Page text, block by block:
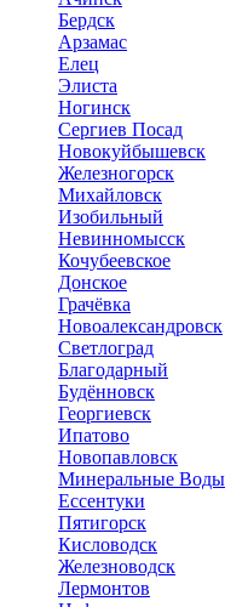
Бердск
Арзамас
Елец
Элиста
Ногинск
Сергиев Посад
Новокуйбышевск
Железногорск
Михайловск
Изобильный
Невинномысск
Кочубеевское
Донское
Грачёвка
Новоалександровск
Светлоград
Благодарный
Будённовск
Георгиевск
Ипатово
Новопавловск
Минеральные Воды
Ессентуки
Пятигорск
Кисловодск
Железноводск
Лермонтов